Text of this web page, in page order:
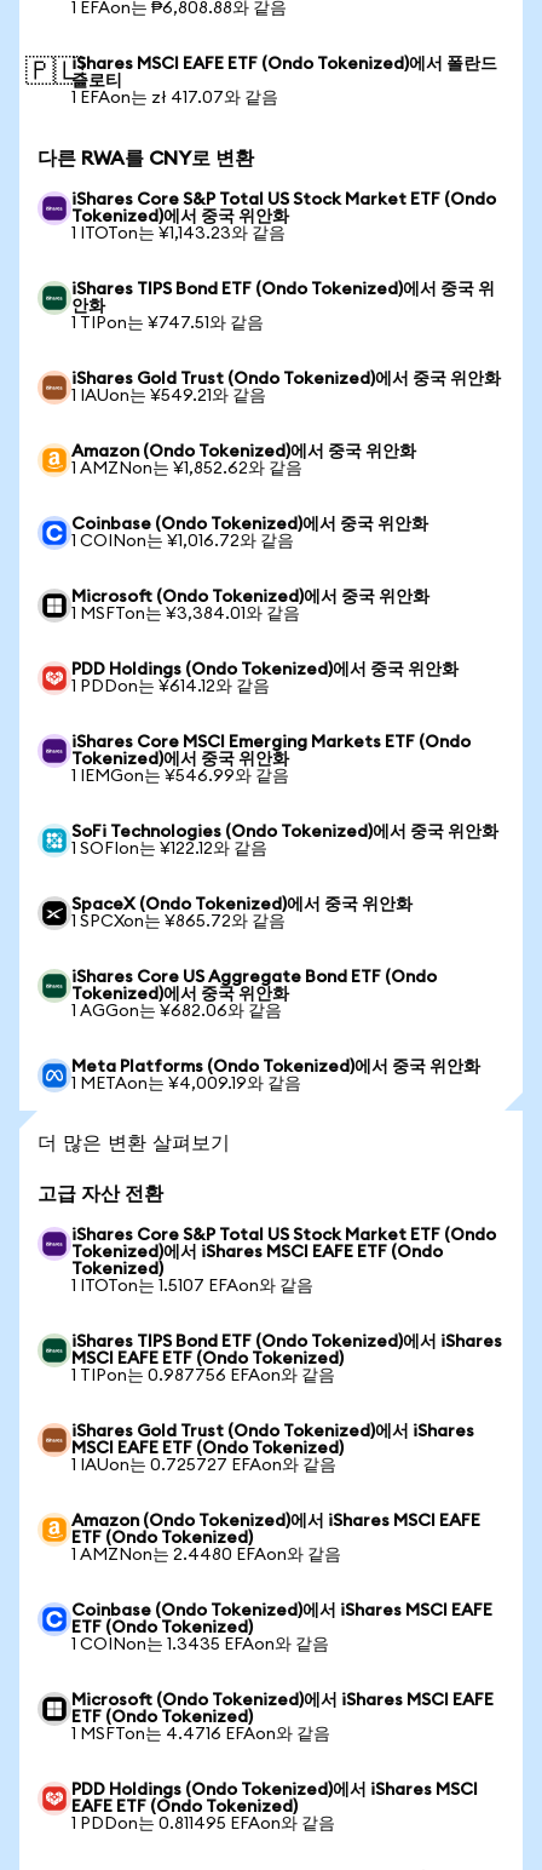
1 EFAon는 ₱6,808.88와 같음
🇵🇱iShares MSCI EAFE ETF (Ondo Tokenized)에서 폴란드
즐로티
1 EFAon는 zł 417.07와 같음
다른 RWA를 CNY로 변환
iShares Core S&P Total US Stock Market ETF (Ondo
Tokenized)에서 중국 위안화
1 ITOTon는 ¥1,143.23와 같음
iShares TIPS Bond ETF (Ondo Tokenized)에서 중국 위
안화
1 TIPon는 ¥747.51와 같음
iShares Gold Trust (Ondo Tokenized)에서 중국 위안화
1 IAUon는 ¥549.21와 같음
Amazon (Ondo Tokenized)에서 중국 위안화
1 AMZNon는 ¥1,852.62와 같음
Coinbase (Ondo Tokenized)에서 중국 위안화
1 COINon는 ¥1,016.72와 같음
Microsoft (Ondo Tokenized)에서 중국 위안화
1 MSFTon는 ¥3,384.01와 같음
PDD Holdings (Ondo Tokenized)에서 중국 위안화
1 PDDon는 ¥614.12와 같음
iShares Core MSCI Emerging Markets ETF (Ondo
Tokenized)에서 중국 위안화
1 IEMGon는 ¥546.99와 같음
SoFi Technologies (Ondo Tokenized)에서 중국 위안화
1 SOFIon는 ¥122.12와 같음
SpaceX (Ondo Tokenized)에서 중국 위안화
1 SPCXon는 ¥865.72와 같음
iShares Core US Aggregate Bond ETF (Ondo
Tokenized)에서 중국 위안화
1 AGGon는 ¥682.06와 같음
Meta Platforms (Ondo Tokenized)에서 중국 위안화
1 METAon는 ¥4,009.19와 같음
더 많은 변환 살펴보기
고급 자산 전환
iShares Core S&P Total US Stock Market ETF (Ondo
Tokenized)에서 iShares MSCI EAFE ETF (Ondo
Tokenized)
1 ITOTon는 1.5107 EFAon와 같음
iShares TIPS Bond ETF (Ondo Tokenized)에서 iShares
MSCI EAFE ETF (Ondo Tokenized)
1 TIPon는 0.987756 EFAon와 같음
iShares Gold Trust (Ondo Tokenized)에서 iShares
MSCI EAFE ETF (Ondo Tokenized)
1 IAUon는 0.725727 EFAon와 같음
Amazon (Ondo Tokenized)에서 iShares MSCI EAFE
ETF (Ondo Tokenized)
1 AMZNon는 2.4480 EFAon와 같음
Coinbase (Ondo Tokenized)에서 iShares MSCI EAFE
ETF (Ondo Tokenized)
1 COINon는 1.3435 EFAon와 같음
Microsoft (Ondo Tokenized)에서 iShares MSCI EAFE
ETF (Ondo Tokenized)
1 MSFTon는 4.4716 EFAon와 같음
PDD Holdings (Ondo Tokenized)에서 iShares MSCI
EAFE ETF (Ondo Tokenized)
1 PDDon는 0.811495 EFAon와 같음